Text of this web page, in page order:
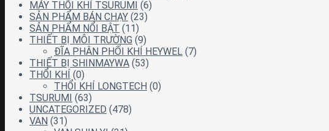
MÁY THỔI KHÍ TSURUMI (6)
SẢN PHẨM BÁN CHẠY (23)
SẢN PHẨM NỔI BẬT (11)
THIẾT BỊ MÔI TRƯỜNG (9)
ĐĨA PHÂN PHỐI KHÍ HEYWEL (7)
THIẾT BỊ SHINMAYWA (53)
THỔI KHÍ (0)
THỔI KHÍ LONGTECH (0)
TSURUMI (63)
UNCATEGORIZED (478)
VAN (31)